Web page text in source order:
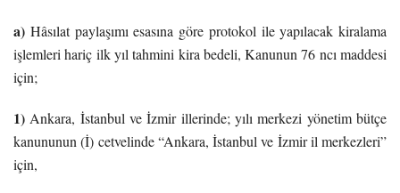
a) Hâsılat paylaşımı esasına göre protokol ile yapılacak kiralama
işlemleri hariç ilk yıl tahmini kira bedeli, Kanunun 76 ncı maddesi
için;
1) Ankara, İstanbul ve İzmir illerinde; yılı merkezi yönetim bütçe
kanununun (İ) cetvelinde “Ankara, İstanbul ve İzmir il merkezleri”
için,